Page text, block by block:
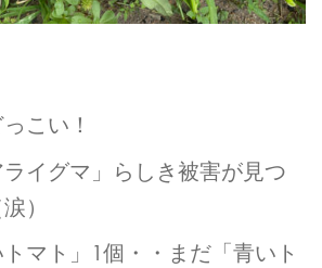
こい！
イグマ」らしき被害が見つ
）
マト」1個・・まだ「青いト